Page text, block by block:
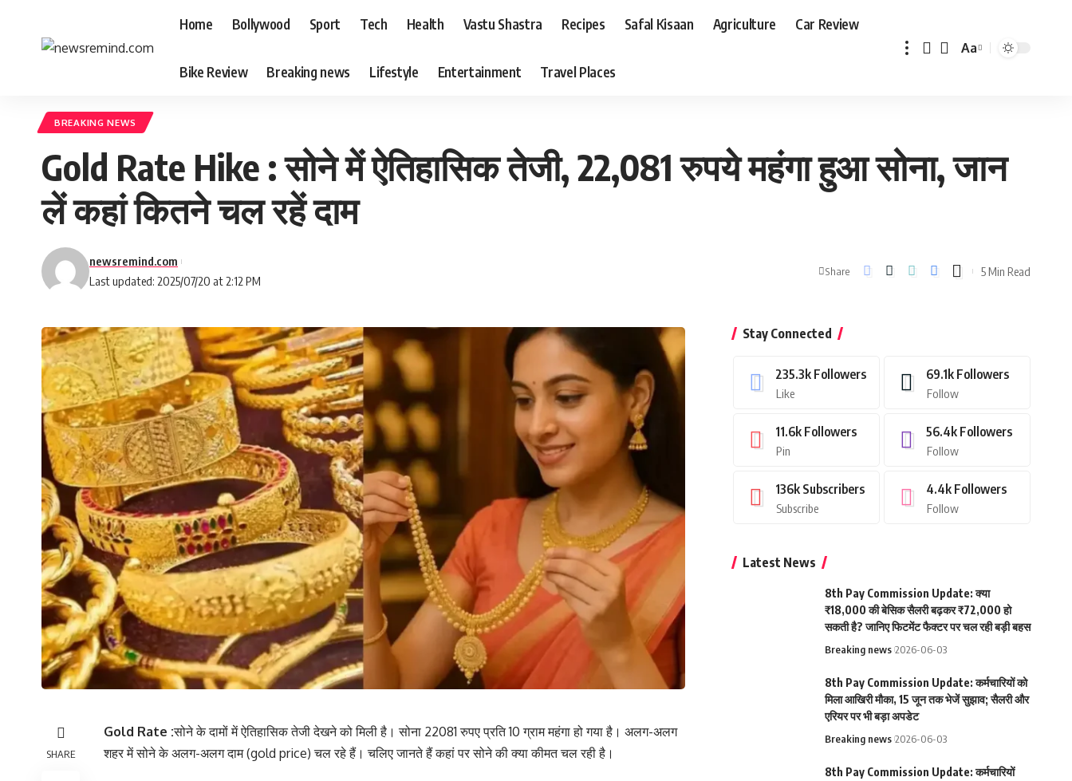
Home Bollywood Sport Tech Health Vastu Shastra Recipes Safal Kisaan Agriculture Car Review
Bike Review Breaking news Lifestyle Entertainment Travel Places
Font
Aa
BREAKING NEWS
Gold Rate Hike : सोने में ऐतिहासिक तेजी, 22,081 रुपये महंगा हुआ सोना, जान
लें कहां कितने चल रहें दाम
Last updated: 2025/07/20 at 2:12 PM
newsremind.com
Share 5 Min Read
SHARE
Gold Rate :सोने के दामों में ऐतिहासिक तेजी देखने को मिली है। सोना 22081 रुपए प्रति 10 ग्राम महंगा हो गया है। अलग-अलग
शहर में सोने के अलग-अलग दाम (gold price) चल रहे हैं। चलिए जानते हैं कहां पर सोने की क्या कीमत चल रही है।
Stay Connected
235.3k Followers
Like
69.1k Followers
Follow
11.6k Followers
Pin
56.4k Followers
Follow
136k Subscribers
Subscribe
4.4k Followers
Follow
Latest News
8th Pay Commission Update: क्या
₹18,000 की बेसिक सैलरी बढ़कर ₹72,000 हो
सकती है? जानिए फिटमेंट फैक्टर पर चल रही बड़ी बहस
Breaking news 2026-06-03
8th Pay Commission Update: कर्मचारियों को
मिला आखिरी मौका, 15 जून तक भेजें सुझाव; सैलरी और
एरियर पर भी बड़ा अपडेट
Breaking news 2026-06-03
8th Pay Commission Update: कर्मचारियों